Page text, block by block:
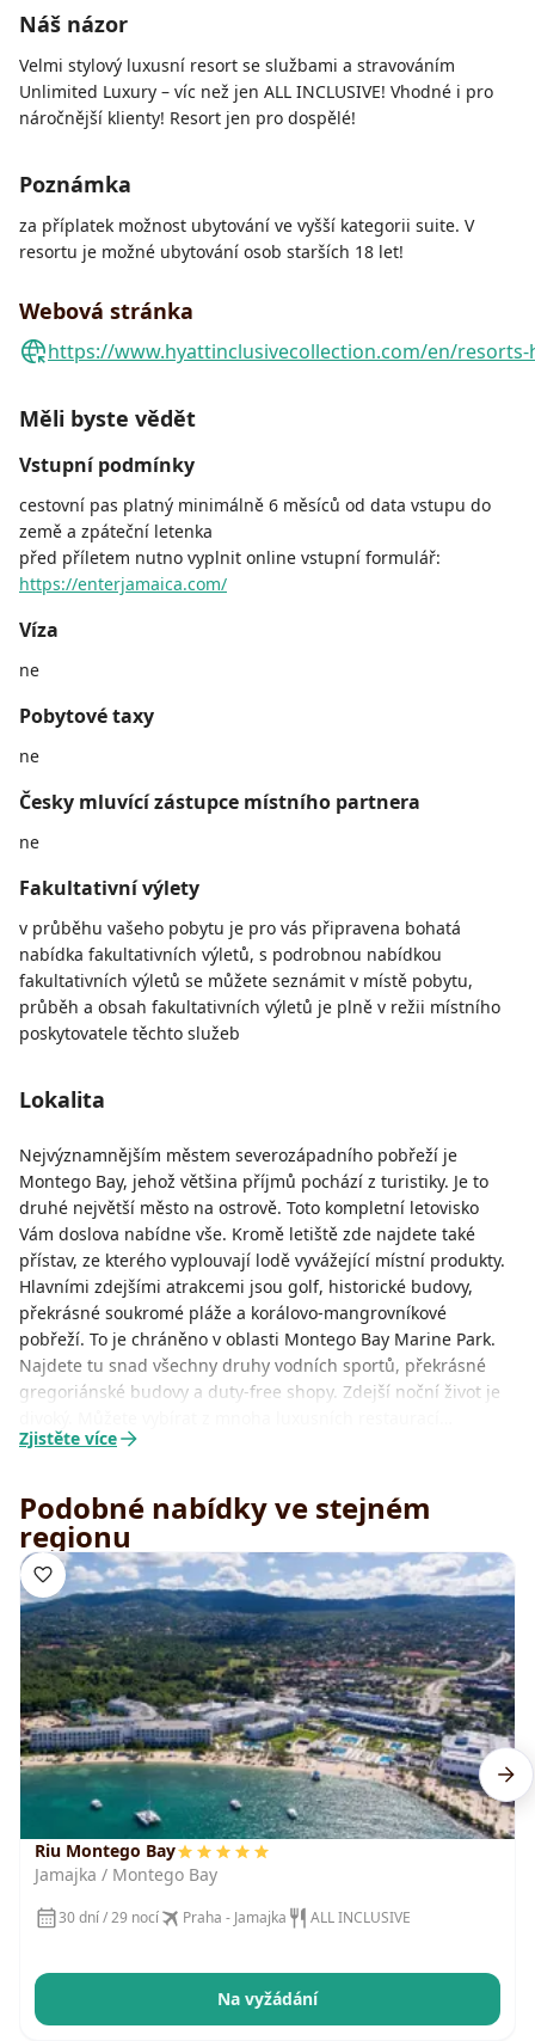
Náš názor
Velmi stylový luxusní resort se službami a stravováním
Unlimited Luxury – víc než jen ALL INCLUSIVE! Vhodné i pro
náročnější klienty! Resort jen pro dospělé!
Poznámka
za příplatek možnost ubytování ve vyšší kategorii suite. V
resortu je možné ubytování osob starších 18 let!
Webová stránka
https://www.hyattinclusivecollection.com/en/
Měli byste vědět
Vstupní podmínky
cestovní pas platný minimálně 6 měsíců od data vstupu do
země a zpáteční letenka
před příletem nutno vyplnit online vstupní formulář:
https://enterjamaica.com/
Víza
ne
Pobytové taxy
ne
Česky mluvící zástupce místního partnera
ne
Fakultativní výlety
v průběhu vašeho pobytu je pro vás připravena bohatá
nabídka fakultativních výletů, s podrobnou nabídkou
fakultativních výletů se můžete seznámit v místě pobytu,
průběh a obsah fakultativních výletů je plně v režii místního
poskytovatele těchto služeb
Lokalita
Nejvýznamnějším městem severozápadního pobřeží je
Montego Bay, jehož většina příjmů pochází z turistiky. Je to
druhé největší město na ostrově. Toto kompletní letovisko
Vám doslova nabídne vše. Kromě letiště zde najdete také
přístav, ze kterého vyplouvají lodě vyvážející místní produkty.
Hlavními zdejšími atrakcemi jsou golf, historické budovy,
překrásné soukromé pláže a korálovo-mangrovníkové
pobřeží. To je chráněno v oblasti Montego Bay Marine Park.
Najdete tu snad všechny druhy vodních sportů, překrásné
gregoriánské budovy a duty-free shopy. Zdejší noční život je
Zjistěte více
Podobné nabídky ve stejném
regionu
Riu Montego Bay
Jamajka / Montego Bay
30 dní / 29 nocí Praha - Jamajka ALL INCLUSIVE
Na vyžádání